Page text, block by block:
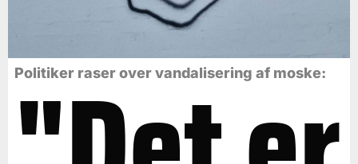
Politiker raser over vandalisering af moske: